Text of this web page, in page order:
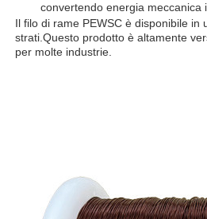
convertendo energia meccanica
Il filo di rame PEWSC è disponibile
strati.Questo prodotto è altamente
per molte industrie.